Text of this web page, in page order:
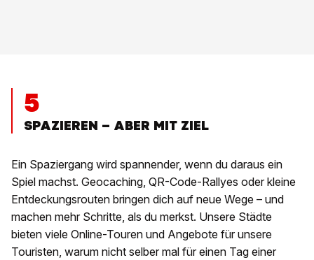
5
SPAZIEREN – ABER MIT ZIEL
Ein Spaziergang wird spannender, wenn du daraus ein
Spiel machst. Geocaching, QR-Code-Rallyes oder kleine
Entdeckungsrouten bringen dich auf neue Wege – und
machen mehr Schritte, als du merkst. Unsere Städte
bieten viele Online-Touren und Angebote für unsere
Touristen, warum nicht selber mal für einen Tag einer